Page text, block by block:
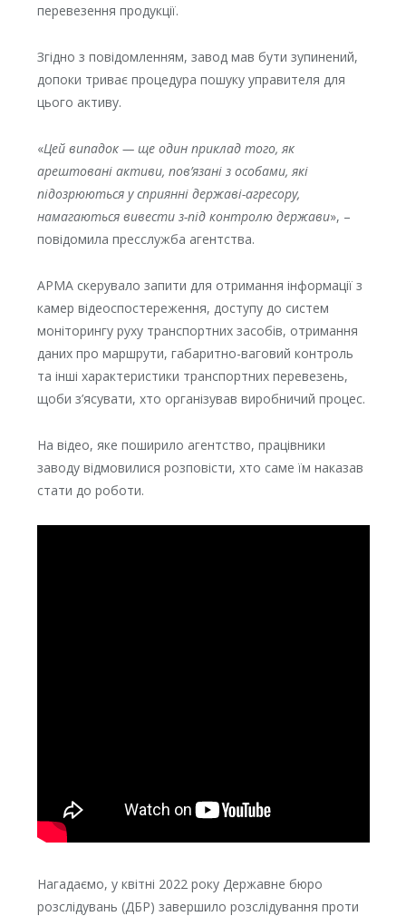
перевезення продукції.
Згідно з повідомленням, завод мав бути зупинений,
допоки триває процедура пошуку управителя для
цього активу.
«Цей випадок — ще один приклад того, як
арештовані активи, пов’язані з особами, які
підозрюються у сприянні державі-агресору,
намагаються вивести з-під контролю держави», –
повідомила пресслужба агентства.
АРМА скерувало запити для отримання інформації з
камер відеоспостереження, доступу до систем
моніторингу руху транспортних засобів, отримання
даних про маршрути, габаритно-ваговий контроль
та інші характеристики транспортних перевезень,
щоби з’ясувати, хто організував виробничий процес.
На відео, яке поширило агентство, працівники
заводу відмовилися розповісти, хто саме їм наказав
стати до роботи.
Нагадаємо, у квітні 2022 року Державне бюро
розслідувань (ДБР) завершило розслідування проти